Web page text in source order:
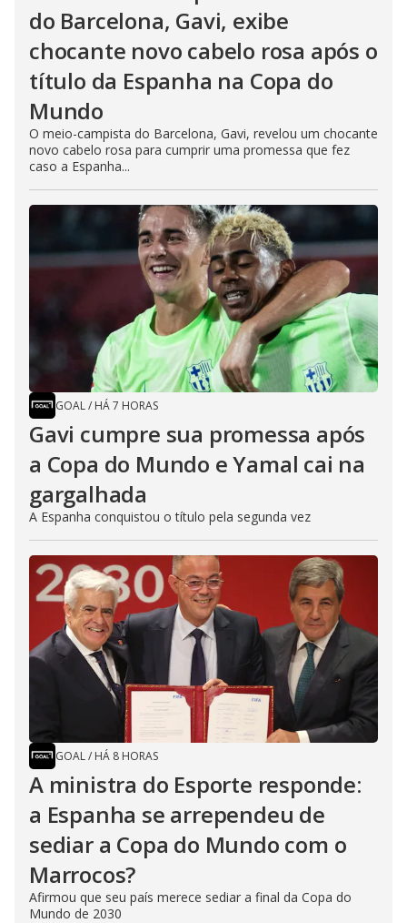
do Barcelona, Gavi, exibe
chocante novo cabelo rosa após o
título da Espanha na Copa do
Mundo
O meio-campista do Barcelona, Gavi, revelou um chocante
novo cabelo rosa para cumprir uma promessa que fez
caso a Espanha...
GOAL/ HÁ 7 HORAS
Gavi cumpre sua promessa após
a Copa do Mundo e Yamal cai na
gargalhada
A Espanha conquistou o título pela segunda vez
GOAL/ HÁ 8 HORAS
A ministra do Esporte responde:
a Espanha se arrependeu de
sediar a Copa do Mundo com o
Marrocos?
Afirmou que seu país merece sediar a final da Copa do
Mundo de 2030